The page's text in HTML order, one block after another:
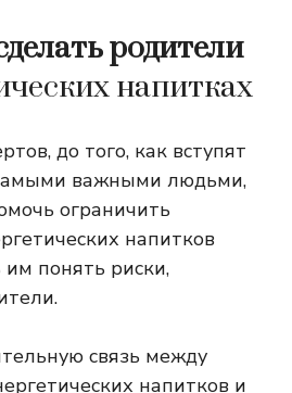
родители
напитках
до того, как вступят
важными людьми,
ограничить
напитков
понять риски,
связь между
напитков и